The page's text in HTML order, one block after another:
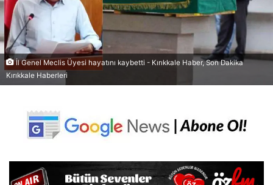
İl Genel Meclis Üyesi hayatını kaybetti - Kırıkkale Haber, Son Dakika
Kırıkkale Haberleri